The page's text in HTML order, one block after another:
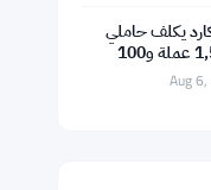
85 مليون دولار لشركة